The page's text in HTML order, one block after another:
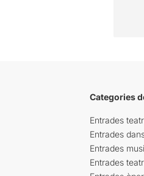
Categories
Entrades
Entrades
Entrades
Entrades